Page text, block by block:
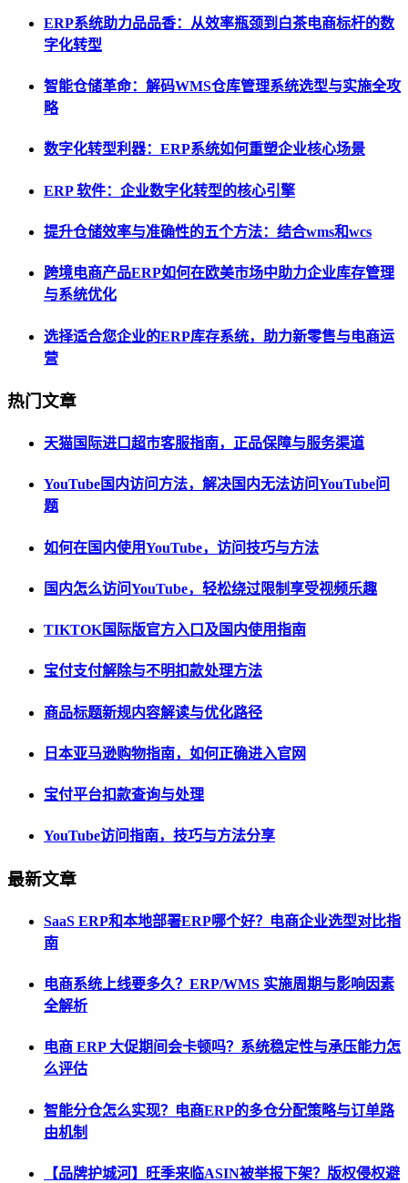
ERP系统助力品品香：从效率瓶颈到白茶电商标杆的数
字化转型
智能仓储革命：解码WMS仓库管理系统选型与实施全攻
略
数字化转型利器：ERP系统如何重塑企业核心场景
ERP 软件：企业数字化转型的核心引擎
提升仓储效率与准确性的五个方法：结合wms和wcs
跨境电商产品ERP如何在欧美市场中助力企业库存管理
与系统优化
选择适合您企业的ERP库存系统，助力新零售与电商运
营
热门文章
天猫国际进口超市客服指南，正品保障与服务渠道
YouTube国内访问方法，解决国内无法访问YouTube问
题
如何在国内使用YouTube，访问技巧与方法
国内怎么访问YouTube，轻松绕过限制享受视频乐趣
TIKTOK国际版官方入口及国内使用指南
宝付支付解除与不明扣款处理方法
商品标题新规内容解读与优化路径
日本亚马逊购物指南，如何正确进入官网
宝付平台扣款查询与处理
YouTube访问指南，技巧与方法分享
最新文章
SaaS ERP和本地部署ERP哪个好？电商企业选型对比指
南
电商系统上线要多久？ERP/WMS 实施周期与影响因素
全解析
电商 ERP 大促期间会卡顿吗？系统稳定性与承压能力怎
么评估
智能分仓怎么实现？电商ERP的多仓分配策略与订单路
由机制
【品牌护城河】旺季来临ASIN被举报下架？版权侵权避